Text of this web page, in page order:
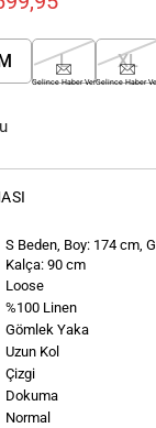
M L
Gelince Haber Ver
XL
Gelince Haber
S Beden, Boy: 174 cm,
Kalça: 90 cm
Loose
%100 Linen
Gömlek Yaka
Uzun Kol
Çizgi
Dokuma
Normal